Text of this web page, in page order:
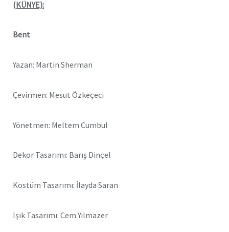
(KÜNYE):
Bent
Yazan: Martin Sherman
Çevirmen: Mesut Özkeçeci
Yönetmen: Meltem Cumbul
Dekor Tasarımı: Barış Dinçel
Kostüm Tasarımı: İlayda Saran
Işık Tasarımı: Cem Yılmazer